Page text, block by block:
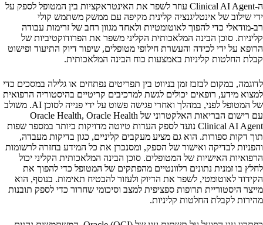
ה-Clinical AI Agent עוזר לשפר את האינטראקציות בין המטופל לספק על
ידי שילוב של אינטליגנציה קלינית מקיפה עם ממשק משתמש קולי
רב-מודאלי כדי להפוך לאוטומטיות ולאחד מגוון רחב של זרימות עבודה
קליניות. סוכן הבינה המלאכותית הקליני משפר את הפרודוקטיביות של
הרופא על ידי לכידה והעשרת חילופי מטופלים, שיפור דיוק התיעוד ופישוט
קבלת החלטות קליניות באמצעות כוח הבינה המלאכותית.
לדוגמה, במקום לבזבז זמן בניווט בין תפריטים נפתחים או גלילה במסכים כדי
למצוא מידע, רופאים יכולים לגשת למרכיבים קריטיים בהיסטוריה הרפואית
של המטופל לפני, במהלך ואחרי פגישה פשוט על ידי פנייה לסוכן AI. משולב
עם רישום הבריאות האלקטרוני של Oracle Health, Oracle Health
Clinical AI Agent נועד לספק הערות טיוטה מדויקות ביותר במספר שפות
תוך דקות ספורות. הוא גם מציע מעקבים קליניים, כגון בדיקות מעבדה,
והפניות לבדיקה ואישור של הספק, ומסנכרן את כל המידע בחזרה לרשומות
הרפואיות האישיות של המטופלים. סוכן הבינה המלאכותית הקליני יכול
לחלץ בו זמנית נתונים רלוונטיים מהפתקים של המטופל כדי להפוך את
הקידוד לאוטומטי, לשפר את הדיוק ולעזור להבטיח תאימות. בנוסף, הוא
מייצר היסטוריית תרופות ספציפית למצב וסיכומי שחרור כדי לספק תובנות
מהירות לקבלת החלטות קליניות.